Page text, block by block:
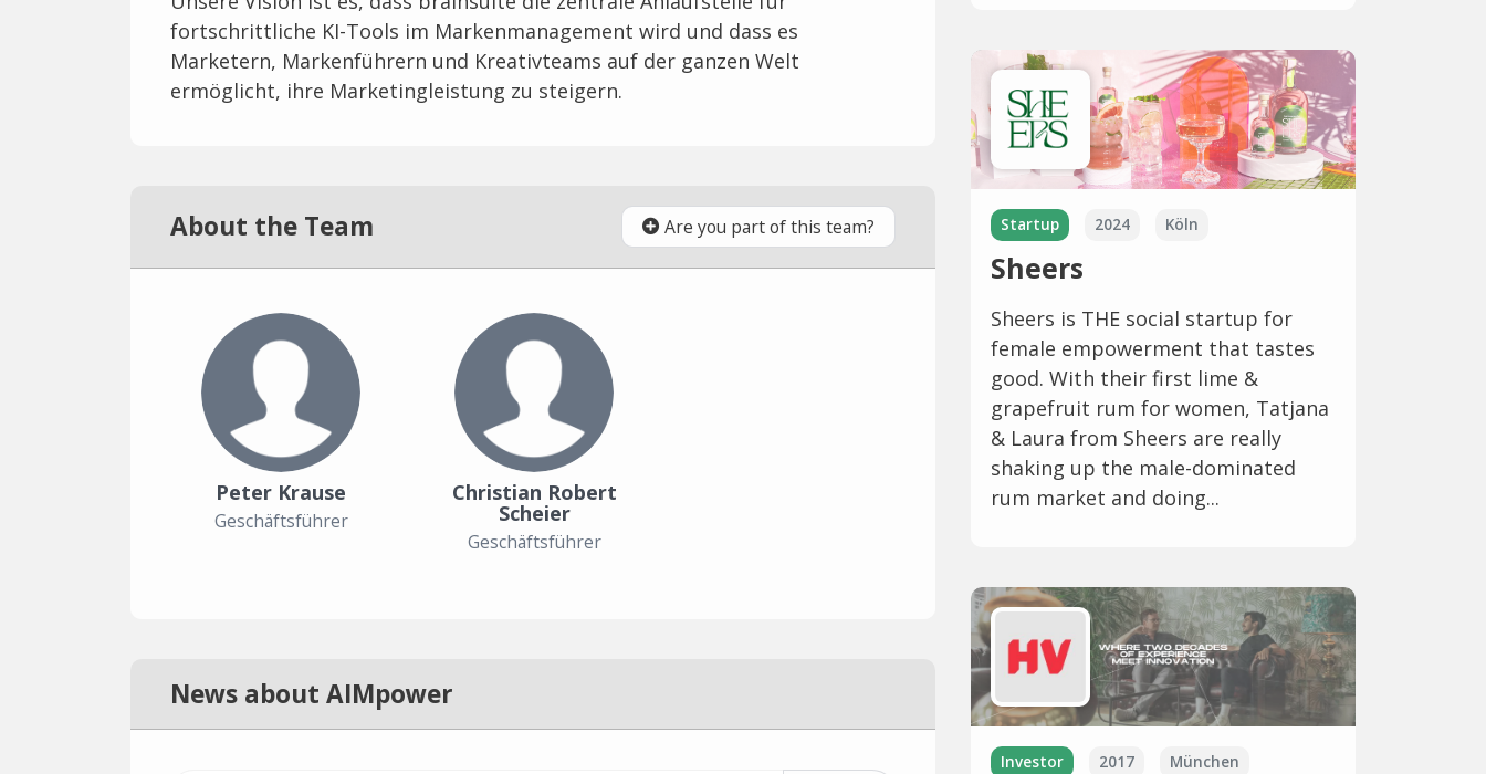
fortschrittliche KI-Tools im Markenmanagement wird und dass es
Marketern, Markenführern und Kreativteams auf der ganzen Welt
ermöglicht, ihre Marketingleistung zu steigern.
About the Team Are you part of this team?
Peter Krause
Geschäftsführer
Christian Robert
Scheier
Geschäftsführer
News about AIMpower
Startup 2024 Köln
Sheers
Sheers is THE social startup for
female empowerment that tastes
good. With their first lime &
grapefruit rum for women, Tatjana
& Laura from Sheers are really
shaking up the male-dominated
rum market and doing...
Investor 2017 München